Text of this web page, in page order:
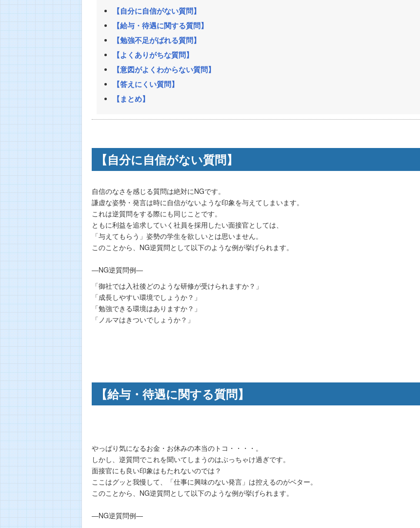
【自分に自信がない質問】
【給与・待遇に関する質問】
【勉強不足がばれる質問】
【よくありがちな質問】
【意図がよくわからない質問】
【答えにくい質問】
【まとめ】
【自分に自信がない質問】
自信のなさを感じる質問は絶対にNGです。
謙虚な姿勢・発言は時に自信がないような印象を与えてしまいます。
これは逆質問をする際にも同じことです。
ともに利益を追求していく社員を採用したい面接官としては、
「与えてもらう」姿勢の学生を欲しいとは思いません。
このことから、NG逆質問として以下のような例が挙げられます。
―NG逆質問例―
「御社では入社後どのような研修が受けられますか？」
「成長しやすい環境でしょうか？」
「勉強できる環境はありますか？」
「ノルマはきついでしょうか？」
【給与・待遇に関する質問】
やっぱり気になるお金・お休みの本当のトコ・・・・。
しかし、逆質問でこれを聞いてしまうのはぶっちゃけ過ぎです。
面接官にも良い印象はもたれないのでは？
ここはグッと我慢して、「仕事に興味のない発言」は控えるのがベター。
このことから、NG逆質問として以下のような例が挙げられます。
―NG逆質問例―